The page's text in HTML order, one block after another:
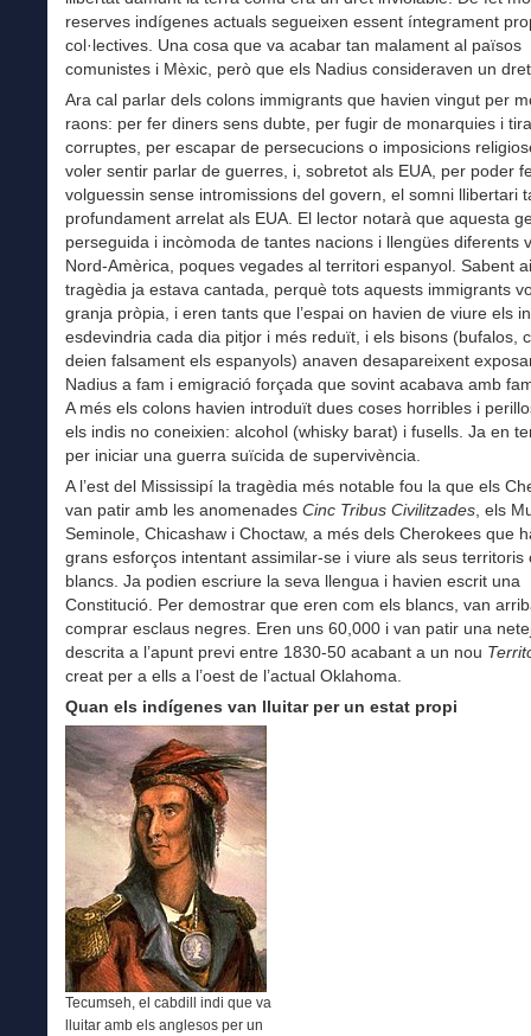
reserves indígenes actuals segueixen essent íntegrament
col·lectives. Una cosa que va acabar tan malament al països
comunistes i Mèxic, però que els Nadius consideraven un
Ara cal parlar dels colons immigrants que havien vingut per
raons: per fer diners sens dubte, per fugir de monarquies i
corruptes, per escapar de persecucions o imposicions
voler sentir parlar de guerres, i, sobretot als EUA, per poder
volguessin sense intromissions del govern, el somni llibertari
profundament arrelat als EUA. El lector notarà que aquesta
perseguida i incòmoda de tantes nacions i llengües diferents
Nord-Amèrica, poques vegades al territori espanyol. Sabent
tragèdia ja estava cantada, perquè tots aquests immigrants
granja pròpia, i eren tants que l’espai on havien de viure els
esdevindria cada dia pitjor i més reduït, i els bisons (bufalos,
deien falsament els espanyols) anaven desapareixent
Nadius a fam i emigració forçada que sovint acabava amb
A més els colons havien introduït dues coses horribles i
els indis no coneixien: alcohol (whisky barat) i fusells. Ja en
per iniciar una guerra suïcida de supervivència.
A l’est del Mississipí la tragèdia més notable fou la que els
van patir amb les anomenades Cinc Tribus Civilitzades, els
Seminole, Chicashaw i Choctaw, a més dels Cherokees que
grans esforços intentant assimilar-se i viure als seus territoris
blancs. Ja podien escriure la seva llengua i havien escrit una
Constitució. Per demostrar que eren com els blancs, van
comprar esclaus negres. Eren uns 60,000 i van patir una
descrita a l’apunt previ entre 1830-50 acabant a un nou
creat per a ells a l’oest de l’actual Oklahoma.
Quan els indígenes van lluitar per un estat propi
Tecumseh, el cabdill indi que va
lluitar amb els anglesos per un